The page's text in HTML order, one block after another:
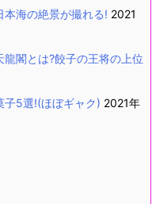
海の絶景が撮れる! 2021
閣とは?餃子の王将の上位
子5選!(ほぼギャク) 2021年